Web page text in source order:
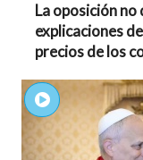
La oposición
explicaciones
precios de los